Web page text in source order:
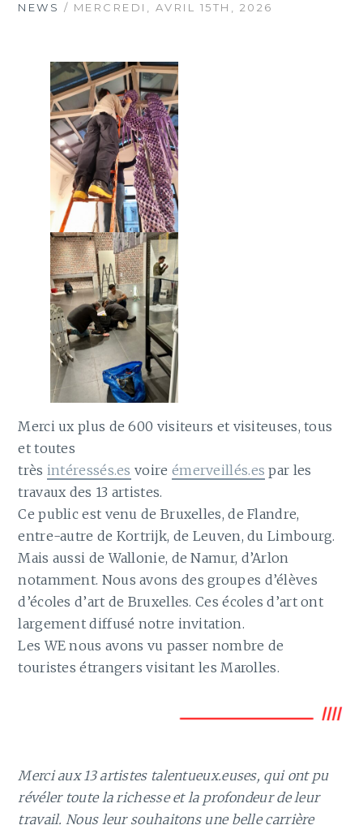
NEWS / MERCREDI, AVRIL 15TH, 2026
Merci ux plus de 600 visiteurs et visiteuses, tous
et toutes
très intéressés.es voire émerveillés.es par les
travaux des 13 artistes.
Ce public est venu de Bruxelles, de Flandre,
entre-autre de Kortrijk, de Leuven, du Limbourg.
Mais aussi de Wallonie, de Namur, d’Arlon
notamment. Nous avons des groupes d’élèves
d’écoles d’art de Bruxelles. Ces écoles d’art ont
largement diffusé notre invitation.
Les WE nous avons vu passer nombre de
touristes étrangers visitant les Marolles.
Merci aux 13 artistes talentueux.euses, qui ont pu
révéler toute la richesse et la profondeur de leur
travail. Nous leur souhaitons une belle carrière